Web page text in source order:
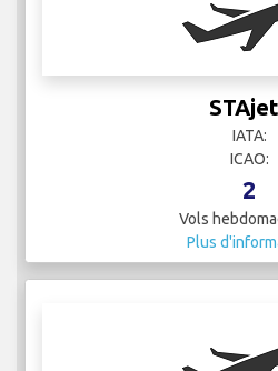
IATA:
ICAO:
2
Vols
Plus